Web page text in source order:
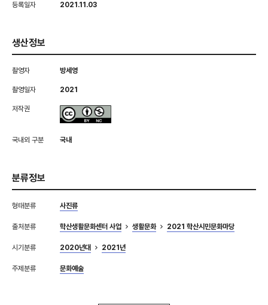
등록일자 2021.11.03
생산정보
촬영자 방세영
촬영일자 2021
저작권
국내외 구분 국내
분류정보
형태분류 사진류
출처분류 학산생활문화센터 사업 생활문화 2021 학산시민문화마당
시기분류 2020년대 2021년
주제분류 문화예술